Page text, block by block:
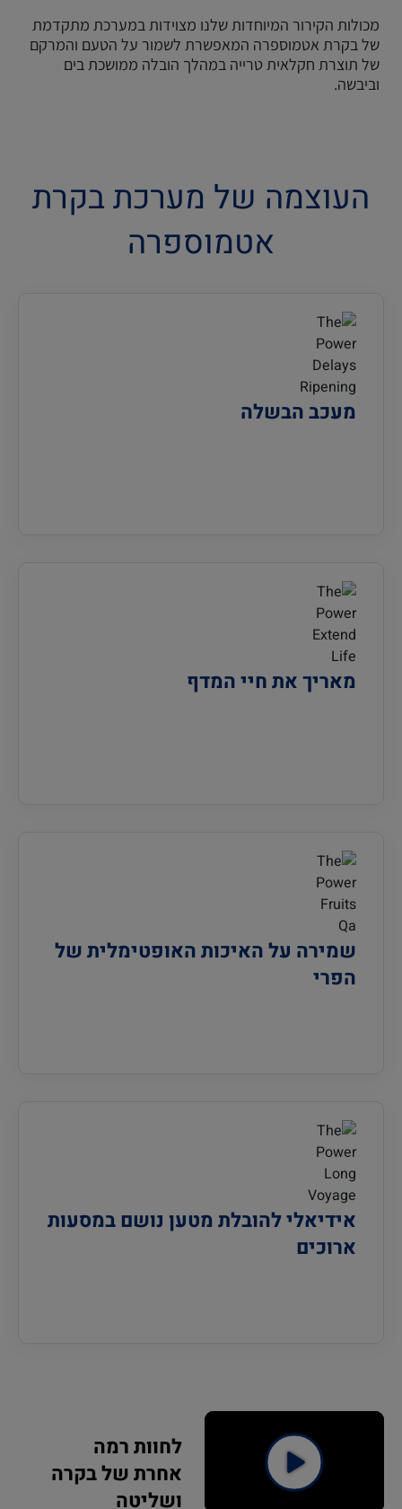
מכולות הקירור המיוחדות שלנו מצוידות במערכת מתקדמת
של בקרת אטמוספרה המאפשרת לשמור על הטעם והמרקם
של תוצרת חקלאית טרייה במהלך הובלה ממושכת בים
וביבשה.
העוצמה של מערכת בקרת
אטמוספרה
מעכב הבשלה
מאריך את חיי המדף
שמירה על האיכות האופטימלית של
הפרי
אידיאלי להובלת מטען נושם במסעות
ארוכים
לחוות רמה
אחרת של בקרה
ושליטה